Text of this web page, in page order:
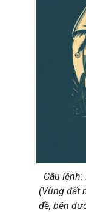
Câu
(Vùng đất
đề, bên